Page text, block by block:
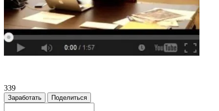
339
Заработать Поделиться